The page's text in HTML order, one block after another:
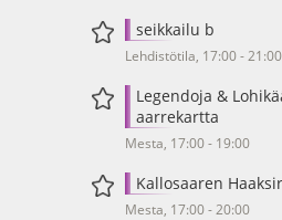
seikkailu b
Lehdistötila, 17:00 - 21:00
Legendoja &
aarrekartta
Mesta, 17:00 - 19:00
Kallosaaren
Mesta, 17:00 - 20:00